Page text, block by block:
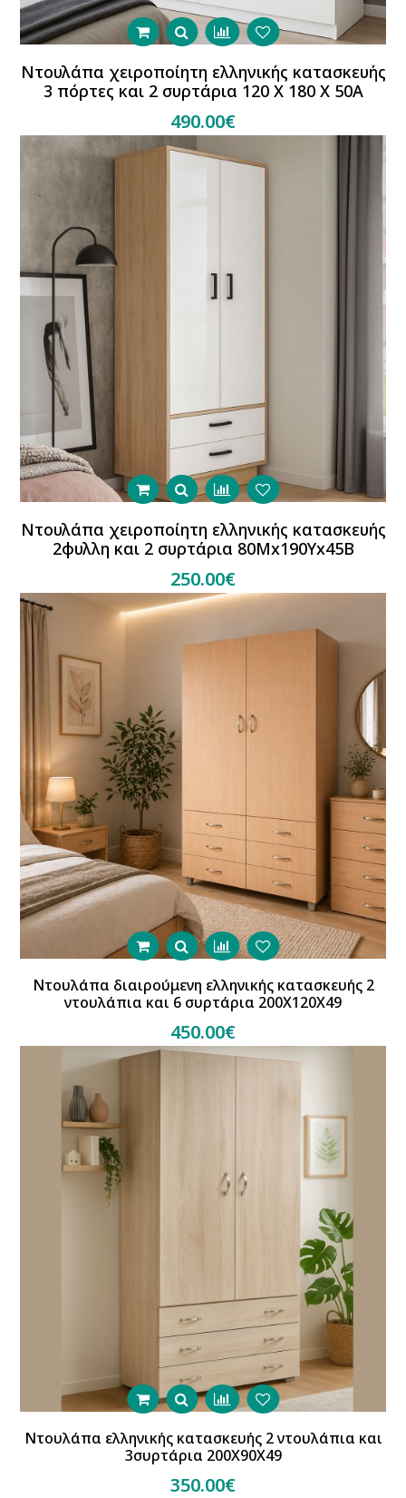
Ντουλάπα χειροποίητη ελληνικής κατασκευής
3 πόρτες και 2 συρτάρια 120 Χ 180 Χ 50Α
490.00€
Ντουλάπα χειροποίητη ελληνικής κατασκευής
2φυλλη και 2 συρτάρια 80Mx190Yx45B
250.00€
Ντουλάπα διαιρούμενη ελληνικής κατασκευής 2
ντουλάπια και 6 συρτάρια 200Χ120Χ49
450.00€
Ντουλάπα ελληνικής κατασκευής 2 ντουλάπια και
3συρτάρια 200Χ90Χ49
350.00€